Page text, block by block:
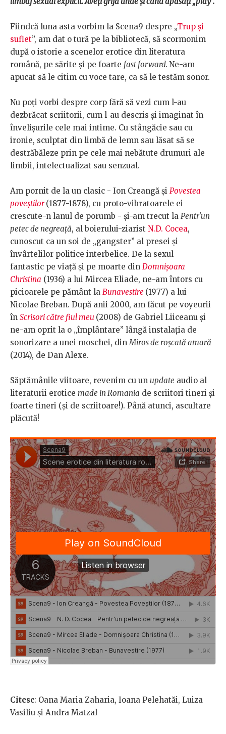
Fiindcă luna asta vorbim la Scena9 despre „Trup și
suflet”, am dat o tură pe la bibliotecă, să scormonim
după o istorie a scenelor erotice din literatura
română, pe sărite și pe foarte fast forward. Ne-am
apucat să le citim cu voce tare, ca să le testăm sonor.
Nu poți vorbi despre corp fără să vezi cum l-au
dezbrăcat scriitorii, cum l-au descris și imaginat în
învelișurile cele mai intime. Cu stângăcie sau cu
ironie, sculptat din limbă de lemn sau lăsat să se
destrăbăleze prin pe cele mai nebătute drumuri ale
limbii, intelectualizat sau senzual.
Am pornit de la un clasic - Ion Creangă și Povestea
poveștilor (1877-1878), cu proto-vibratoarele ei
crescute-n lanul de porumb - și-am trecut la Pentr'un
petec de negreață, al boierului-ziarist N.D. Cocea,
cunoscut ca un soi de „gangster” al presei și
învârtelilor politice interbelice. De la sexul
fantastic pe viață și pe moarte din Domnișoara
Christina (1936) a lui Mircea Eliade, ne-am întors cu
picioarele pe pământ la Bunavestire (1977) a lui
Nicolae Breban. După anii 2000, am făcut pe voyeurii
în Scrisori către fiul meu (2008) de Gabriel Liiceanu și
ne-am oprit la o „împlântare” lângă instalația de
sonorizare a unei moschei, dinMiros de roșcată amară
(2014), de Dan Alexe.
Săptămânile viitoare, revenim cu un update audio al
literaturii erotice made in Romania de scriitori tineri și
foarte tineri (și de scriitoare!). Până atunci, ascultare
plăcută!
Citesc: Oana Maria Zaharia, Ioana Pelehatăi, Luiza
Vasiliu și Andra Matzal